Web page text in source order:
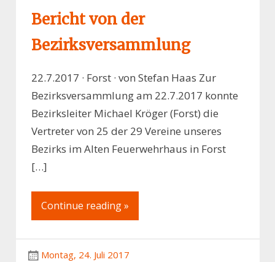
Bericht von der
Bezirksversammlung
22.7.2017 · Forst · von Stefan Haas Zur
Bezirksversammlung am 22.7.2017 konnte
Bezirksleiter Michael Kröger (Forst) die
Vertreter von 25 der 29 Vereine unseres
Bezirks im Alten Feuerwehrhaus in Forst
[…]
Continue reading »
Montag, 24. Juli 2017